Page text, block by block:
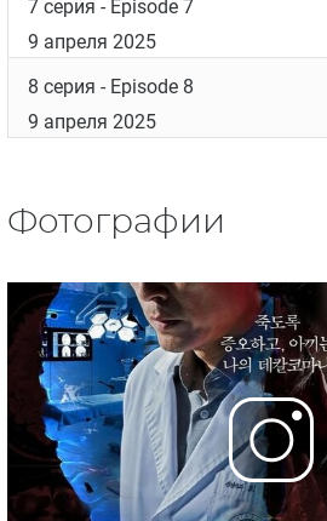
7 серия - Episode 7
9 апреля 2025
8 серия - Episode 8
9 апреля 2025
Фотографии